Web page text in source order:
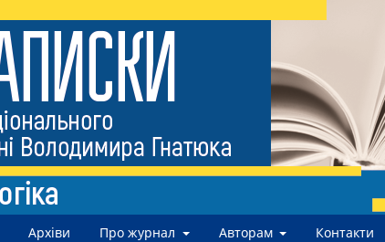
Архіви Про журнал Авторам Контакти